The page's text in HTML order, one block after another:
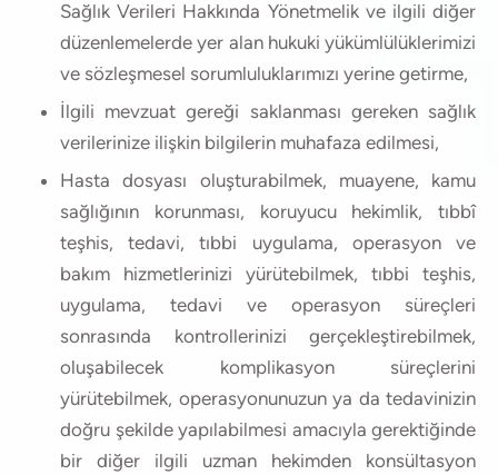
Sağlık Verileri Hakkında Yönetmelik ve ilgili diğer
düzenlemelerde yer alan hukuki yükümlülüklerimizi
ve sözleşmesel sorumluluklarımızı yerine getirme,
İlgili mevzuat gereği saklanması gereken sağlık
verilerinize ilişkin bilgilerin muhafaza edilmesi,
Hasta dosyası oluşturabilmek, muayene, kamu
sağlığının korunması, koruyucu hekimlik, tıbbî
teşhis, tedavi, tıbbi uygulama, operasyon ve
bakım hizmetlerinizi yürütebilmek, tıbbi teşhis,
uygulama, tedavi ve operasyon süreçleri
sonrasında kontrollerinizi gerçekleştirebilmek,
oluşabilecek komplikasyon süreçlerini
yürütebilmek, operasyonunuzun ya da tedavinizin
doğru şekilde yapılabilmesi amacıyla gerektiğinde
bir diğer ilgili uzman hekimden konsültasyon